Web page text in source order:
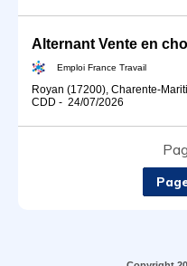
Alternant Vente en
Emploi France Travail
Royan (17200), Charente-
CDD - 24/07/2026